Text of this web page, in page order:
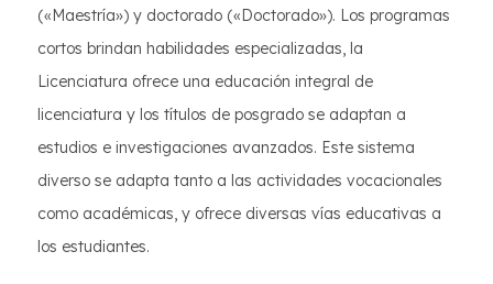
(«Maestría») y doctorado («Doctorado»). Los programas
cortos brindan habilidades especializadas, la
Licenciatura ofrece una educación integral de
licenciatura y los títulos de posgrado se adaptan a
estudios e investigaciones avanzados. Este sistema
diverso se adapta tanto a las actividades vocacionales
como académicas, y ofrece diversas vías educativas a
los estudiantes.